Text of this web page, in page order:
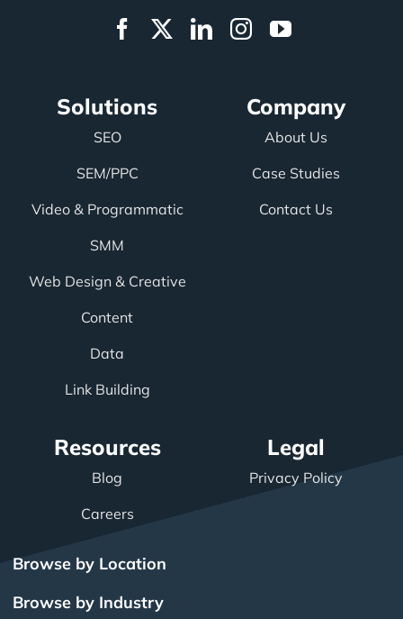
Solutions
SEO
SEM/PPC
Video & Programmatic
SMM
Web Design & Creative
Content
Data
Link Building
Company
About Us
Case Studies
Contact Us
Resources
Blog
Careers
Legal
Privacy Policy
Browse by Location
Browse by Industry